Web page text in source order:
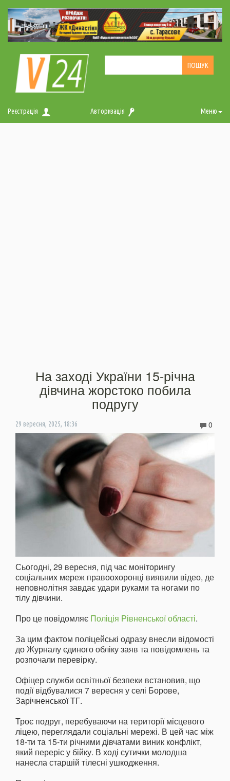
Реєстрація Авторизація Меню
На заході України 15-річна
дівчина жорстоко побила
подругу
29 вересня, 2025, 18:36 0
Сьогодні, 29 вересня, під час моніторингу
соціальних мереж правоохоронці виявили відео, де
неповнолітня завдає удари руками та ногами по
тілу дівчини.
Про це повідомляє Поліція Рівненської області.
За цим фактом поліцейські одразу внесли відомості
до Журналу єдиного обліку заяв та повідомлень та
розпочали перевірку.
Офіцер служби освітньої безпеки встановив, що
події відбувалися 7 вересня у селі Борове,
Зарічненської ТГ.
Троє подруг, перебуваючи на території місцевого
ліцею, переглядали соціальні мережі. В цей час між
18-ти та 15-ти річними дівчатами виник конфлікт,
який переріс у бійку. В ході сутички молодша
нанесла старшій тілесні ушкодження.